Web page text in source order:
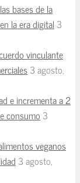
bases de la
la era digital 3
vinculante
3 agosto,
e incrementa a 2
consumo 3
veganos
3 agosto,